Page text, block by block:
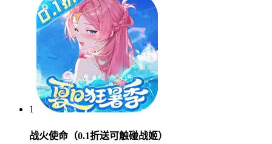
1
战火使命（0.1折送可触碰战姬）